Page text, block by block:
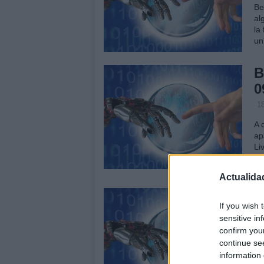
If you wish
sensitive
confirm
continue
information
la
A